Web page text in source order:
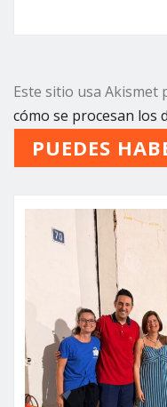
Este sitio usa Akismet
cómo se procesan los
PUEDES